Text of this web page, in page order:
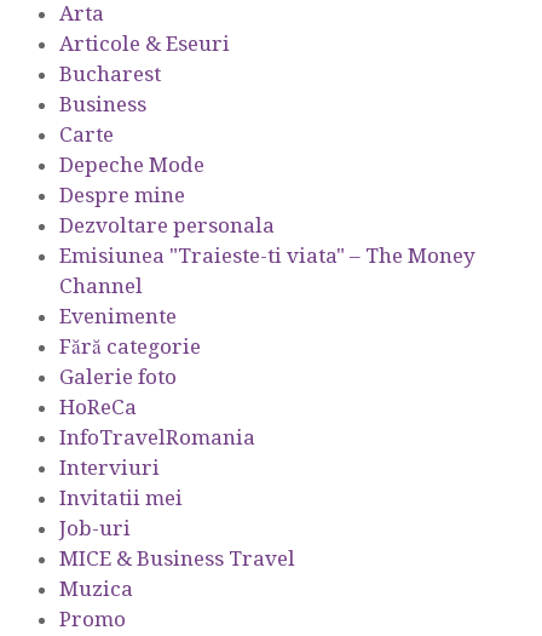
Arta
Articole & Eseuri
Bucharest
Business
Carte
Depeche Mode
Despre mine
Dezvoltare personala
Emisiunea "Traieste-ti viata" – The Money
Channel
Evenimente
Fără categorie
Galerie foto
HoReCa
InfoTravelRomania
Interviuri
Invitatii mei
Job-uri
MICE & Business Travel
Muzica
Promo